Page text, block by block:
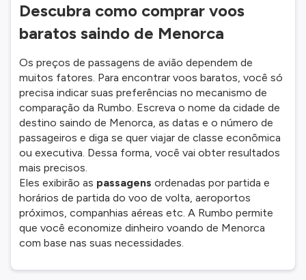
Descubra como comprar voos
baratos saindo de Menorca
Os preços de passagens de avião dependem de
muitos fatores. Para encontrar voos baratos, você só
precisa indicar suas preferências no mecanismo de
comparação da Rumbo. Escreva o nome da cidade de
destino saindo de Menorca, as datas e o número de
passageiros e diga se quer viajar de classe econômica
ou executiva. Dessa forma, você vai obter resultados
mais precisos.
Eles exibirão as passagens ordenadas por partida e
horários de partida do voo de volta, aeroportos
próximos, companhias aéreas etc. A Rumbo permite
que você economize dinheiro voando de Menorca
com base nas suas necessidades.